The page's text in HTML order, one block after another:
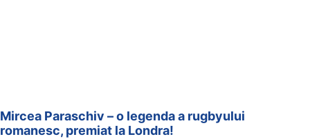
Mircea Paraschiv – o legenda a rugbyului
romanesc, premiat la Londra!